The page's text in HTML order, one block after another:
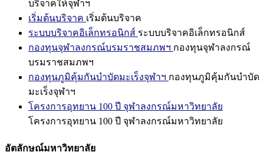
บริจาคให้จุฬาฯ
เริ่มต้นบริจาค เริ่มต้นบริจาค
ระบบบริจาคอิเล็กทรอนิกส์ ระบบบริจาคอิเล็กทรอนิกส์
กองทุนจุฬาลงกรณ์บรมราชสมภพฯ กองทุนจุฬาลงกรณ์
บรมราชสมภพฯ
กองทุนภูมิคุ้มกันบำบัดมะเร็งจุฬาฯ กองทุนภูมิคุ้มกันบำบัด
มะเร็งจุฬาฯ
โครงการอุทยาน 100 ปี จุฬาลงกรณ์มหาวิทยาลัย
โครงการอุทยาน 100 ปี จุฬาลงกรณ์มหาวิทยาลัย
อัตลักษณ์มหาวิทยาลัย